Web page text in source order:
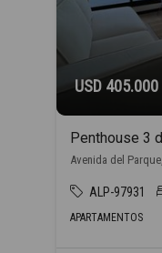
USD 405.000
ALP-97931
APARTAMENTOS